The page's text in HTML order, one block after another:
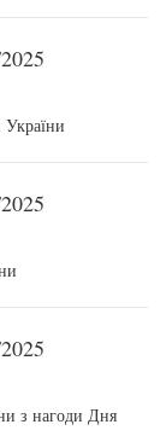
з нагоди Дня